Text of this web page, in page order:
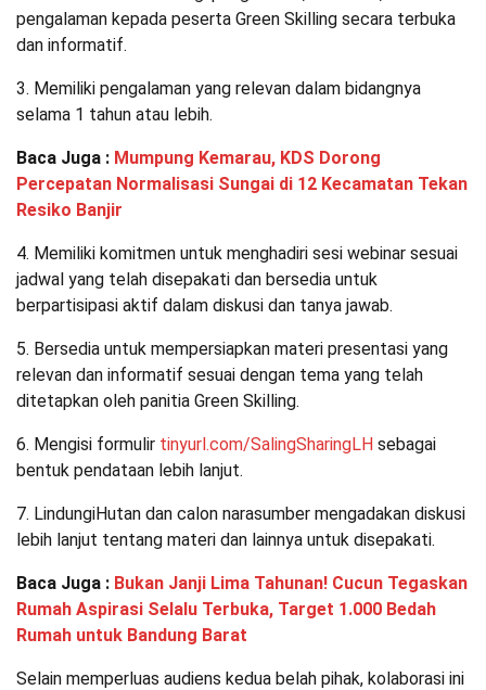
pengalaman kepada peserta Green Skilling secara terbuka
dan informatif.
3. Memiliki pengalaman yang relevan dalam bidangnya
selama 1 tahun atau lebih.
Baca Juga : Mumpung Kemarau, KDS Dorong
Percepatan Normalisasi Sungai di 12 Kecamatan Tekan
Resiko Banjir
4. Memiliki komitmen untuk menghadiri sesi webinar sesuai
jadwal yang telah disepakati dan bersedia untuk
berpartisipasi aktif dalam diskusi dan tanya jawab.
5. Bersedia untuk mempersiapkan materi presentasi yang
relevan dan informatif sesuai dengan tema yang telah
ditetapkan oleh panitia Green Skilling.
6. Mengisi formulir tinyurl.com/SalingSharingLH sebagai
bentuk pendataan lebih lanjut.
7. LindungiHutan dan calon narasumber mengadakan diskusi
lebih lanjut tentang materi dan lainnya untuk disepakati.
Baca Juga : Bukan Janji Lima Tahunan! Cucun Tegaskan
Rumah Aspirasi Selalu Terbuka, Target 1.000 Bedah
Rumah untuk Bandung Barat
Selain memperluas audiens kedua belah pihak, kolaborasi ini